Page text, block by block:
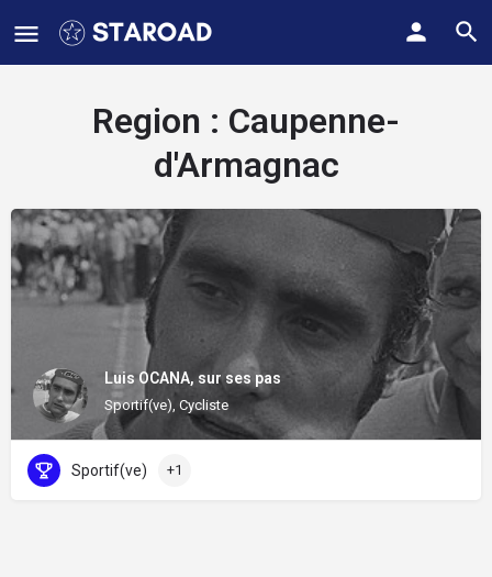
Region : Caupenne-
d'Armagnac
Luis OCANA, sur ses pas
Sportif(ve), Cycliste
Sportif(ve) +1